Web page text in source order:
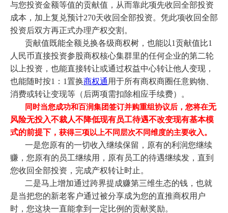
与您投资金额等值的贡献值，从而靠此项先收回全部投资
成本，加上复兑预计270天收回全部投资。凭此项收回全部
投资后双方再正式办理产权交割。
贡献值既能全额兑换各级商权树，也能以1贡献值比1
人民币直接投资参股商权核心集群里的任何企业的第二轮
以上投资，也能直接转让或通过权益中心转让他人变现，
也能随时按1：1置换商权通 用于所有商权商圈任意购物、
消费或转让变现等 （后两项需扣除相应手续费）。
同时当您成功和百润集团签订并购重组协议后，您将在无
风险无投入不裁人不降低现有员工待遇不改变现有基本模
式的前提下， 获得三项以上不同层次不同维度的主要收入。
一是您原有的一切收入继续保留，原有的利润您继续
赚，您原有的员工继续用，原有员工的待遇继续发，直到
您收回全部投资，完成产权转让时止。
二是马上增加通过跨界提成赚第三维生态的钱，也就
是当把您的新老客户通过被分享成为您的直推商权用户
时，您这块一直能拿到一定比例的贡献奖励。